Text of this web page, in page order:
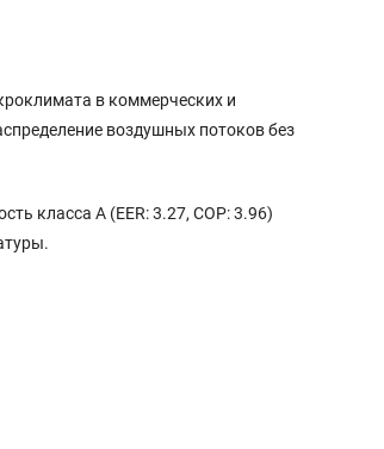
в коммерческих и
воздушных потоков без
класса A (EER: 3.27, COP: 3.96)